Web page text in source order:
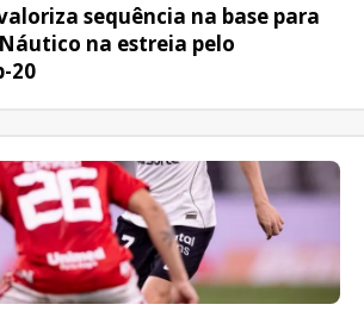
sequência na base para
na estreia pelo
20